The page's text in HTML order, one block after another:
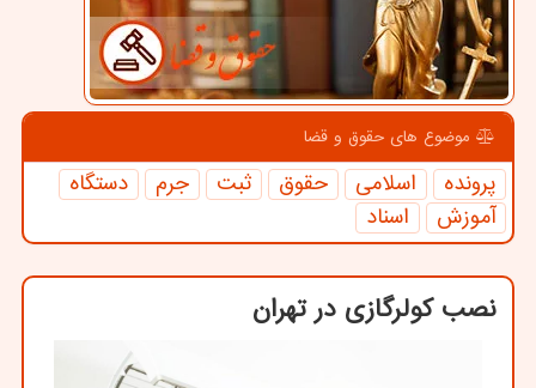
موضوع های حقوق و قضا
پرونده اسلامی حقوق ثبت جرم
دستگاه
آموزش
اسناد
نصب كولرگازی در تهران